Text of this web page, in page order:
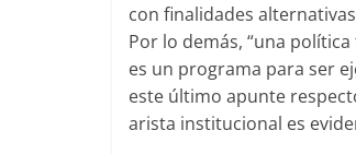
con finalidades
Por lo demás, “una
es un programa para ser
este último apunte
arista institucional es